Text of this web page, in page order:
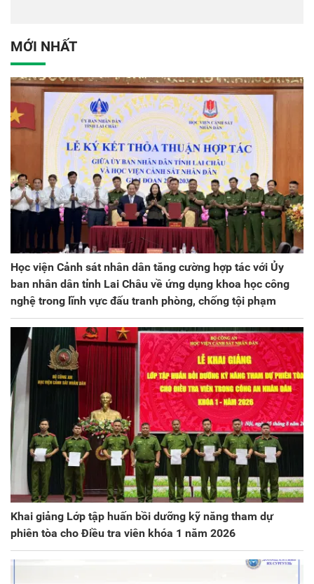
MỚI NHẤT
Học viện Cảnh sát nhân dân tăng cường hợp tác với Ủy
ban nhân dân tỉnh Lai Châu về ứng dụng khoa học công
nghệ trong lĩnh vực đấu tranh phòng, chống tội phạm
Khai giảng Lớp tập huấn bồi dưỡng kỹ năng tham dự
phiên tòa cho Điều tra viên khóa 1 năm 2026